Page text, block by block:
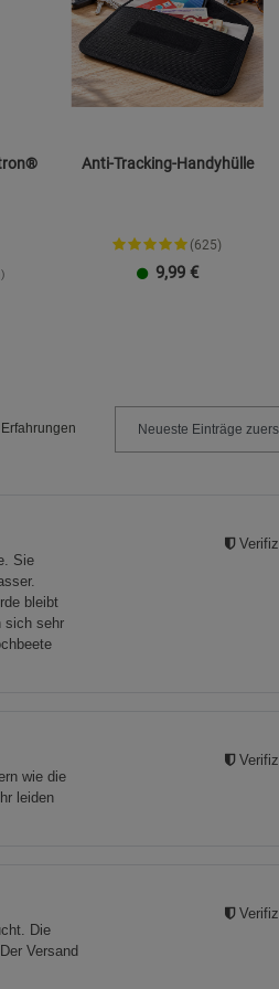
Anti-Tracking-Handyhülle
(625)
9,99 €
Sie
bleibt
sich sehr
wie die
leiden
Die
Versand